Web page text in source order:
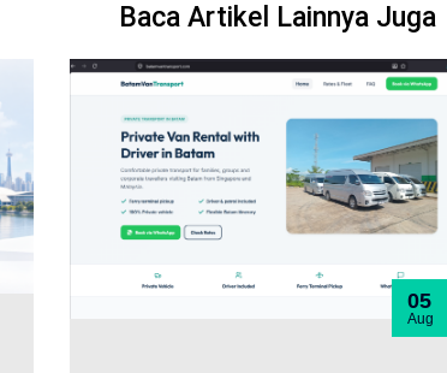
Baca Artikel Lainnya Juga
05
Aug